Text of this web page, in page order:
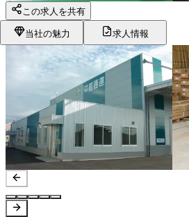
この求人を共有
当社の魅力 求人情報